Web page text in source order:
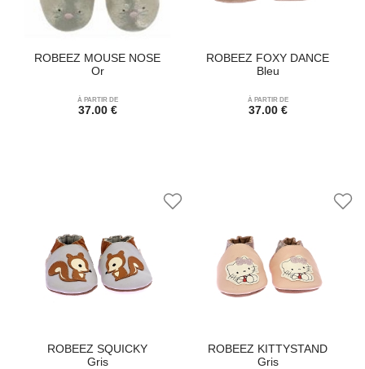
ROBEEZ MOUSE NOSE
Or
À PARTIR DE
37.00 €
ROBEEZ FOXY DANCE
Bleu
À PARTIR DE
37.00 €
ROBEEZ SQUICKY
Gris
ROBEEZ KITTYSTAND
Gris